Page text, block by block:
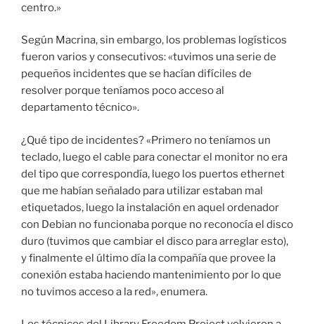
centro.»
Según Macrina, sin embargo, los problemas logísticos
fueron varios y consecutivos: «tuvimos una serie de
pequeños incidentes que se hacían difíciles de
resolver porque teníamos poco acceso al
departamento técnico».
¿Qué tipo de incidentes? «Primero no teníamos un
teclado, luego el cable para conectar el monitor no era
del tipo que correspondía, luego los puertos ethernet
que me habían señalado para utilizar estaban mal
etiquetados, luego la instalación en aquel ordenador
con Debian no funcionaba porque no reconocía el disco
duro (tuvimos que cambiar el disco para arreglar esto),
y finalmente el último día la compañía que provee la
conexión estaba haciendo mantenimiento por lo que
no tuvimos acceso a la red», enumera.